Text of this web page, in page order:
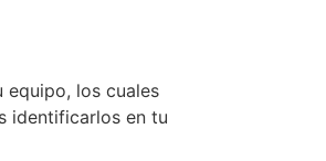
equipo, los cuales
identificarlos en tu